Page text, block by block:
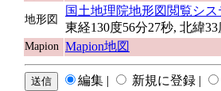
地形図
国土地理院地形図閲覧シス
東経130度56分27秒, 北緯
Mapion Mapion地図
編集 | 新規に登録 |